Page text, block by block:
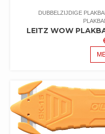
DUBBELZIJDIGE
LEITZ WOW